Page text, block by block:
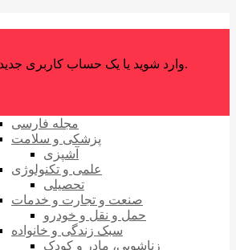
وارد شوید یا یک حساب کاربری جدید ایجاد کنید.
مجله فارسی
پزشکی و سلامت
آشپزی
علمی و تکنولوژی
تحصیلی
صنعت و تجارت و خدمات
حمل و نقل و خودرو
سبک زندگی و خانواده
زناشویی، مادر و کودک